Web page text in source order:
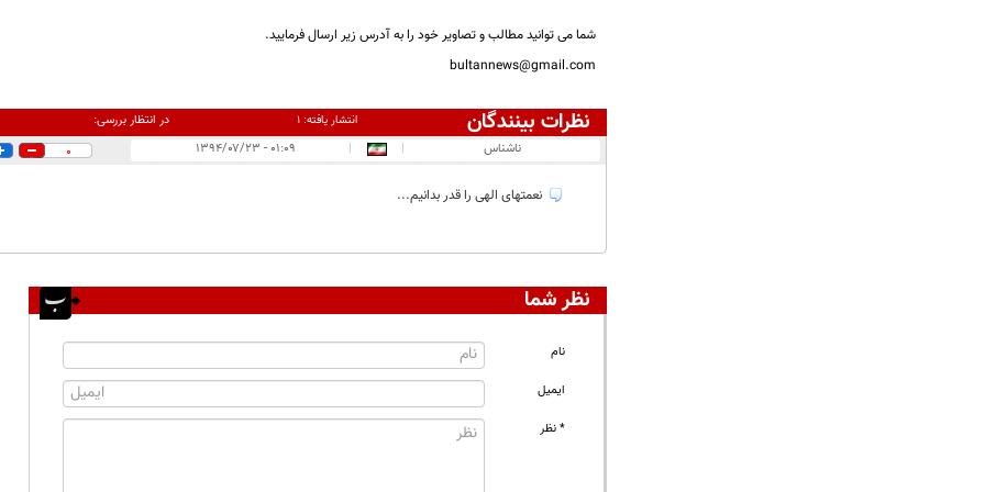
شما می توانید مطالب و تصاویر خود را به آدرس زیر ارسال فرمایید.
bultannews@gmail.com
نظرات بینندگان انتشار یافته:۱ در انتظار بررسی:
ناشناس |
| ۰۱:۰۹ - ۱۳۹۴/۰۷/۲۳ 0
نعمتهای الهی را قدر بدانیم...
نظر شما
نام
ایمیل
* نظر